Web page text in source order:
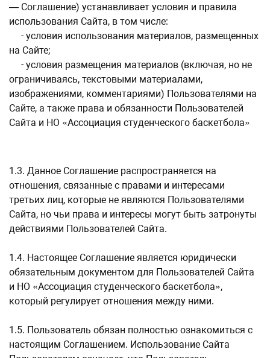
— Соглашение) устанавливает условия и правила
использования Сайта, в том числе:
- условия использования материалов, размещенных
на Сайте;
- условия размещения материалов (включая, но не
ограничиваясь, текстовыми материалами,
изображениями, комментариями) Пользователями на
Сайте, а также права и обязанности Пользователей
Сайта и НО «Ассоциация студенческого баскетбола»
1.3. Данное Соглашение распространяется на
отношения, связанные с правами и интересами
третьих лиц, которые не являются Пользователями
Сайта, но чьи права и интересы могут быть затронуты
действиями Пользователей Сайта.
1.4. Настоящее Соглашение является юридически
обязательным документом для Пользователей Сайта
и НО «Ассоциация студенческого баскетбола»,
который регулирует отношения между ними.
1.5. Пользователь обязан полностью ознакомиться с
настоящим Соглашением. Использование Сайта